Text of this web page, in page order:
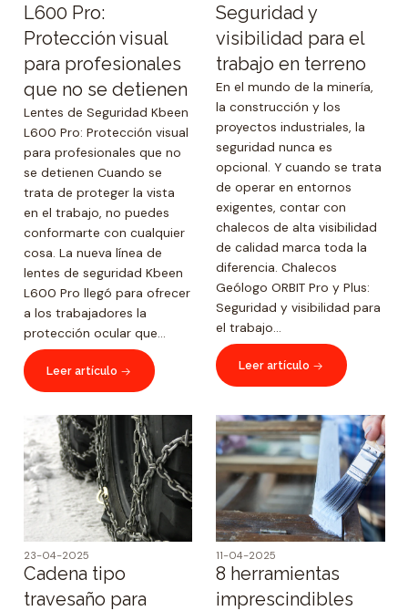
L600 Pro:
Protección visual
para profesionales
que no se detienen
Lentes de Seguridad Kbeen
L600 Pro: Protección visual
para profesionales que no
se detienen Cuando se
trata de proteger la vista
en el trabajo, no puedes
conformarte con cualquier
cosa. La nueva línea de
lentes de seguridad Kbeen
L600 Pro llegó para ofrecer
a los trabajadores la
protección ocular que...
Leer artículo
Seguridad y
visibilidad para el
trabajo en terreno
En el mundo de la minería,
la construcción y los
proyectos industriales, la
seguridad nunca es
opcional. Y cuando se trata
de operar en entornos
exigentes, contar con
chalecos de alta visibilidad
de calidad marca toda la
diferencia. Chalecos
Geólogo ORBIT Pro y Plus:
Seguridad y visibilidad para
el trabajo...
Leer artículo
23-04-2025
Cadena tipo
travesaño para
11-04-2025
8 herramientas
imprescindibles